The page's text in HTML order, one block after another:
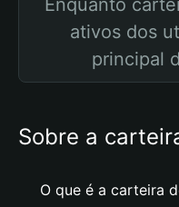
Enquanto
ativos dos
principal
Sobre a
O que é a carteira